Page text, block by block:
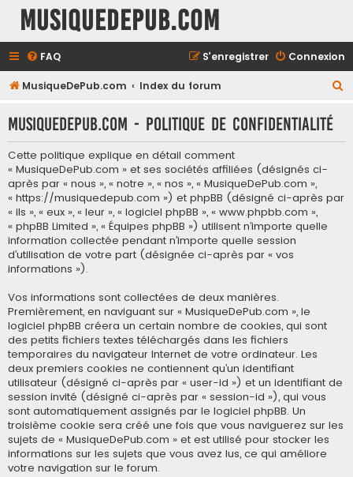
MusiqueDePub.com
FAQ Connexion
S’enregistrer
MusiqueDePub.com Index du forum
h
MusiqueDePub.com - Politique de confidentialité
Cette politique explique en détail comment
« MusiqueDePub.com » et ses sociétés affiliées (désignés ci-
après par « nous », « notre », « nos », « MusiqueDePub.com »,
« https://musiquedepub.com ») et phpBB (désigné ci-après par
« ils », « eux », « leur », « logiciel phpBB », « www.phpbb.com »,
« phpBB Limited », « Équipes phpBB ») utilisent n’importe quelle
information collectée pendant n’importe quelle session
d’utilisation de votre part (désignée ci-après par « vos
informations »).
Vos informations sont collectées de deux manières.
Premièrement, en naviguant sur « MusiqueDePub.com », le
logiciel phpBB créera un certain nombre de cookies, qui sont
des petits fichiers textes téléchargés dans les fichiers
temporaires du navigateur Internet de votre ordinateur. Les
deux premiers cookies ne contiennent qu’un identifiant
utilisateur (désigné ci-après par « user-id ») et un identifiant de
session invité (désigné ci-après par « session-id »), qui vous
sont automatiquement assignés par le logiciel phpBB. Un
troisième cookie sera créé une fois que vous naviguerez sur les
sujets de « MusiqueDePub.com » et est utilisé pour stocker les
informations sur les sujets que vous avez lus, ce qui améliore
votre navigation sur le forum.